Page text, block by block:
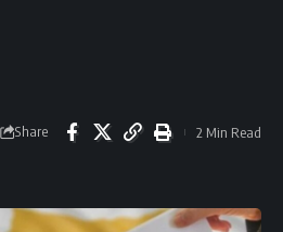
Share 2 Min Read